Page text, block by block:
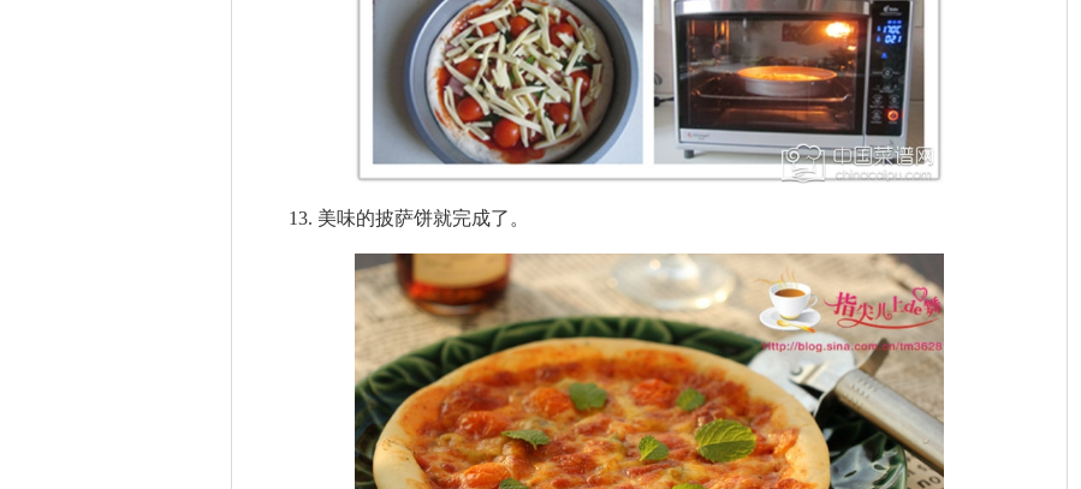
13. 美味的披萨饼就完成了。